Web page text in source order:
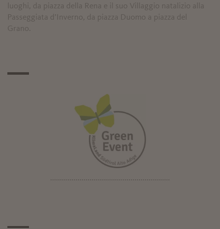
luoghi, da piazza della Rena e il suo Villaggio natalizio alla
Passeggiata d’Inverno, da piazza Duomo a piazza del
Grano.